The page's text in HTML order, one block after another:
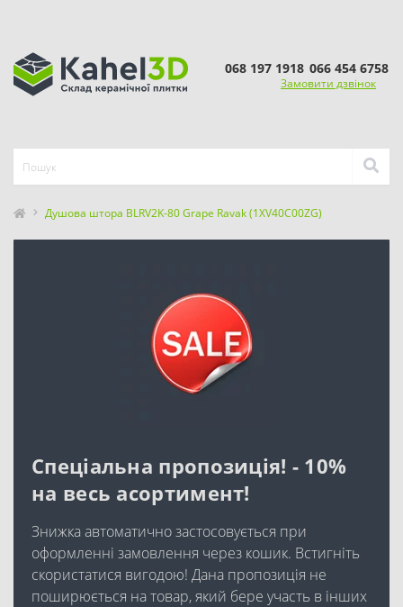
068 197 1918 066 454 6758
Замовити дзвінок
Душова штора BLRV2K-80 Grape Ravak (1XV40C00ZG)
Спеціальна пропозиція! - 10%
на весь асортимент!
Знижка автоматично застосовується при
оформленні замовлення через кошик. Встигніть
скористатися вигодою! Дана пропозиція не
поширюється на товар, який бере участь в інших